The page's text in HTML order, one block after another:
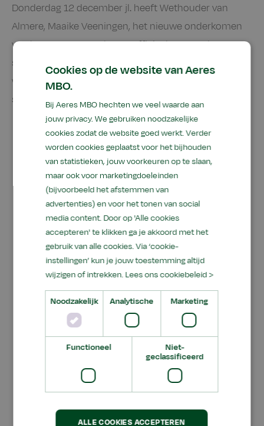
Donderdag 12 december jl. heeft Wethouder van
Almere, Maaike Veeningen, het nieuwe onderkomen
van het Aeres MBO Almere officieel geopend. In een
symbolisch gebaar knipte zij een aantal takken door,
waarmee het groene en duurzame karakter van de
school werd benadrukt.
Het Aeres MBO Almere heeft tot de
herfstvakantie samen met het Aeres VMBO een
pand gedeeld in Almere-Poort. Vanwege de
groei van beide onderwijsinstellingen is ervoor
gekozen om de locaties te splitsen. Het MBO is
tijdelijk verhuisd naar een nieuwe locatie in
Almere-Buiten, waar het naar verwachting de
komende vijf tot zes jaar gehuisvest zal zijn in
afwachting van een nieuwbouwproject.
De opleidingen van het Aeres MBO Almere staan
in het teken van de thema's van de 'Stad van de
Toekomst'. Het onderwijs richt zich op het
creëren van groene en duurzame omgevingen
samenleven. Met hun programma's inspireert de
Cookies op de website van Aeres
MBO.
Bij Aeres MBO hechten we veel waarde aan
jouw privacy. We gebruiken noodzakelijke
cookies zodat de website goed werkt. Verder
worden cookies geplaatst voor het bijhouden
van statistieken, jouw voorkeuren op te slaan,
maar ook voor marketingdoeleinden
(bijvoorbeeld het afstemmen van
advertenties) en voor het tonen van social
media content. Door op 'Alle cookies
accepteren' te klikken ga je akkoord met het
gebruik van alle cookies. Via ‘cookie-
instellingen’ kun je jouw toestemming altijd
wijzigen of intrekken. Lees ons cookiebeleid >
Noodzakelijk Analytische Marketing
Functioneel
Niet-
geclassificeerd
ALLE COOKIES ACCEPTEREN